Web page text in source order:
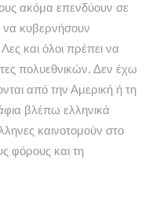
ακόμα επενδύουν σε
να κυβερνήσουν
και όλοι πρέπει να
πολυεθνικών. Δεν έχω
από την Αμερική ή τη
βλέπω ελληνικά
καινοτομούν στο
φόρους και τη